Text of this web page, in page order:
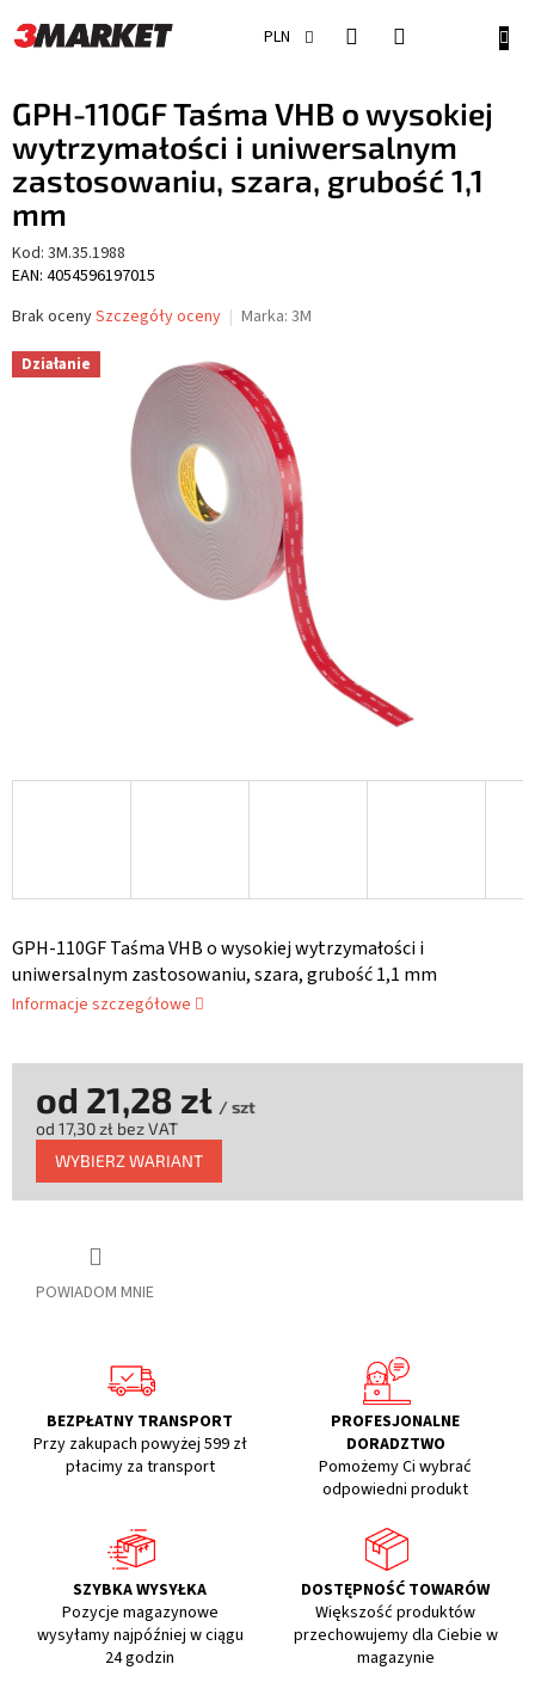
do
treści
PLN
GPH-110GF Taśma VHB o wysokiej
wytrzymałości i uniwersalnym
zastosowaniu, szara, grubość 1,1
mm
Kod: 3M.35.1988
EAN: 4054596197015
Średnia
produktu
wynosi
Brak ocenySzczegóły oceny Marka: 3M
Działanie
GPH-110GF Taśma VHB o wysokiej wytrzymałości i
uniwersalnym zastosowaniu, szara, grubość 1,1 mm
Informacje szczegółowe
POWIADOM MNIE
od 21,28 zł / szt
od 17,30 zł bez VAT
Cena
jednostkowa:
WYBIERZ WARIANT
BEZPŁATNY TRANSPORT
Przy zakupach powyżej 599 zł
płacimy za transport
PROFESJONALNE
DORADZTWO
Pomożemy Ci wybrać
odpowiedni produkt
SZYBKA WYSYŁKA
Pozycje magazynowe
wysyłamy najpóźniej w ciągu
24 godzin
DOSTĘPNOŚĆ TOWARÓW
Większość produktów
przechowujemy dla Ciebie w
magazynie